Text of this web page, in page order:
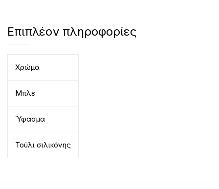
Επιπλέον πληροφορίες
Χρώμα
Μπλε
Ύφασμα
Τούλι σιλικόνης